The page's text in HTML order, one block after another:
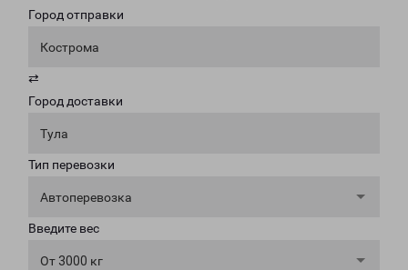
Город отправки
Кострома
⇄
Город доставки
Тула
Тип перевозки
Автоперевозка
Введите вес
От 3000 кг